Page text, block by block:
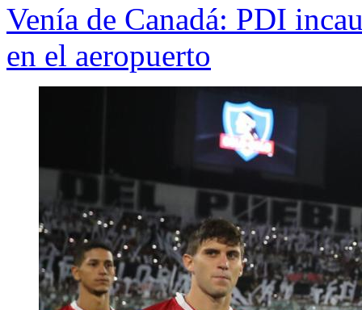
Venía de Canadá: PDI
en el aeropuerto